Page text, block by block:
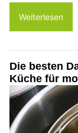
Weiterlesen
Die besten
Küche für